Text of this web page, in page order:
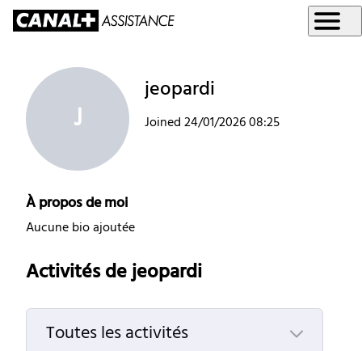
J
jeopardi
Joined24/01/2026 08:25
À propos de moi
Aucune bio ajoutée
Activités de jeopardi
Toutes les activités